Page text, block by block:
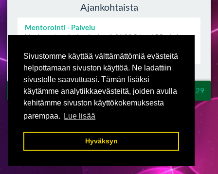
Sivustomme käyttää välttämättömiä evästeitä
helpottamaan sivuston käyttöä. Ne ladattiin
sivustolle saavuttuasi. Tämän lisäksi
käytämme analytiikkaevästeitä, joiden avulla
kehitämme sivuston käyttökokemuksesta
parempaa.
Lue lisää
Hyväksyn
Ajankohtaista
Mentorointi - Palvelu
Uusi mentorointi palvelu, sisältää 8 krt / 20min h..
Lue lisää
© Tmi Matti Porkka | info@mattiporkka.fi |0400 481 529